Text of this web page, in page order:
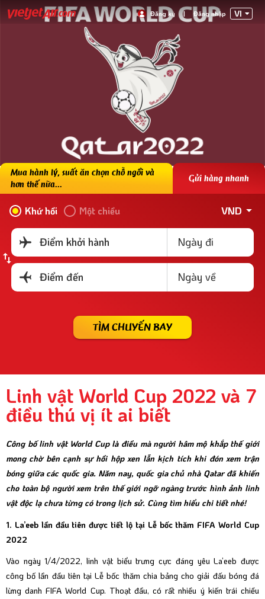
Đăng ký | Đăng nhập VI
Mua hành lý, suất ăn chọn chỗ ngồi và
hơn thế nữa...
Gửi hàng nhanh
Khứ hồi Một chiều VND
Điểm khởi hành Ngày đi
Điểm đến Ngày về
TÌM CHUYẾN BAY
Linh vật World Cup 2022 và 7
điều thú vị ít ai biết
Công bố linh vật World Cup là điều mà người hâm mộ khắp thế giới
mong chờ bên cạnh sự hồi hộp xen lẫn kịch tích khi đón xem trận
bóng giữa các quốc gia. Năm nay, quốc gia chủ nhà Qatar đã khiến
cho toàn bộ người xem trên thế giới ngỡ ngàng trước hình ảnh linh
vật độc lạ chưa từng có trong lịch sử. Cùng tìm hiểu chi tiết nhé!
1. La’eeb lần đầu tiên được tiết lộ tại Lễ bốc thăm FIFA World Cup
2022
Vào ngày 1/4/2022, linh vật biểu trưng cực đáng yêu La’eeb được
công bố lần đầu tiên tại Lễ bốc thăm chia bảng cho giải đấu bóng đá
lừng danh FIFA World Cup. Thoạt đầu, có rất nhiều ý kiến trái chiều